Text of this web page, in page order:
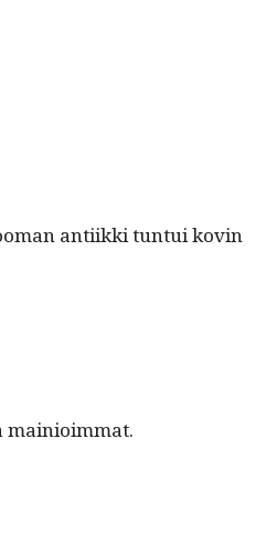
anti­ik­ki tun­tui kovin
mainioimmat.